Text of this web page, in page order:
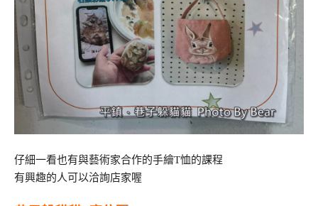
仔細一看也有與藝術家合作的手繪T恤的課程
有興趣的人可以洽詢店家喔